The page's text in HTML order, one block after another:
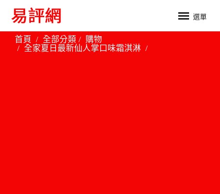
選單
首頁 全部分類
購物
全家夏日最新仙人掌口味霜淇淋